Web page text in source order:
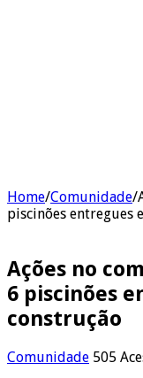
Home/Comunidade/
piscinões entregues
Ações no
6 piscinões
construção
Comunidade 505